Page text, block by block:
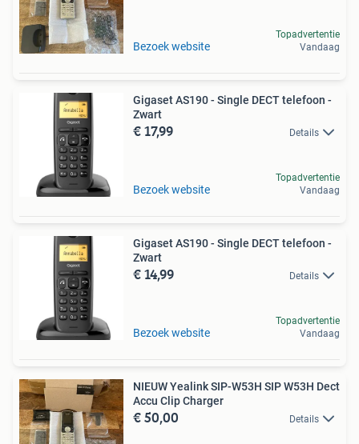
Bezoek website
Topadvertentie
Vandaag
Gigaset AS190 - Single DECT telefoon -
Zwart
€ 17,99 Details
Bezoek website
Topadvertentie
Vandaag
Gigaset AS190 - Single DECT telefoon -
Zwart
€ 14,99 Details
Bezoek website
Topadvertentie
Vandaag
NIEUW Yealink SIP-W53H SIP W53H Dect
Accu Clip Charger
€ 50,00 Details